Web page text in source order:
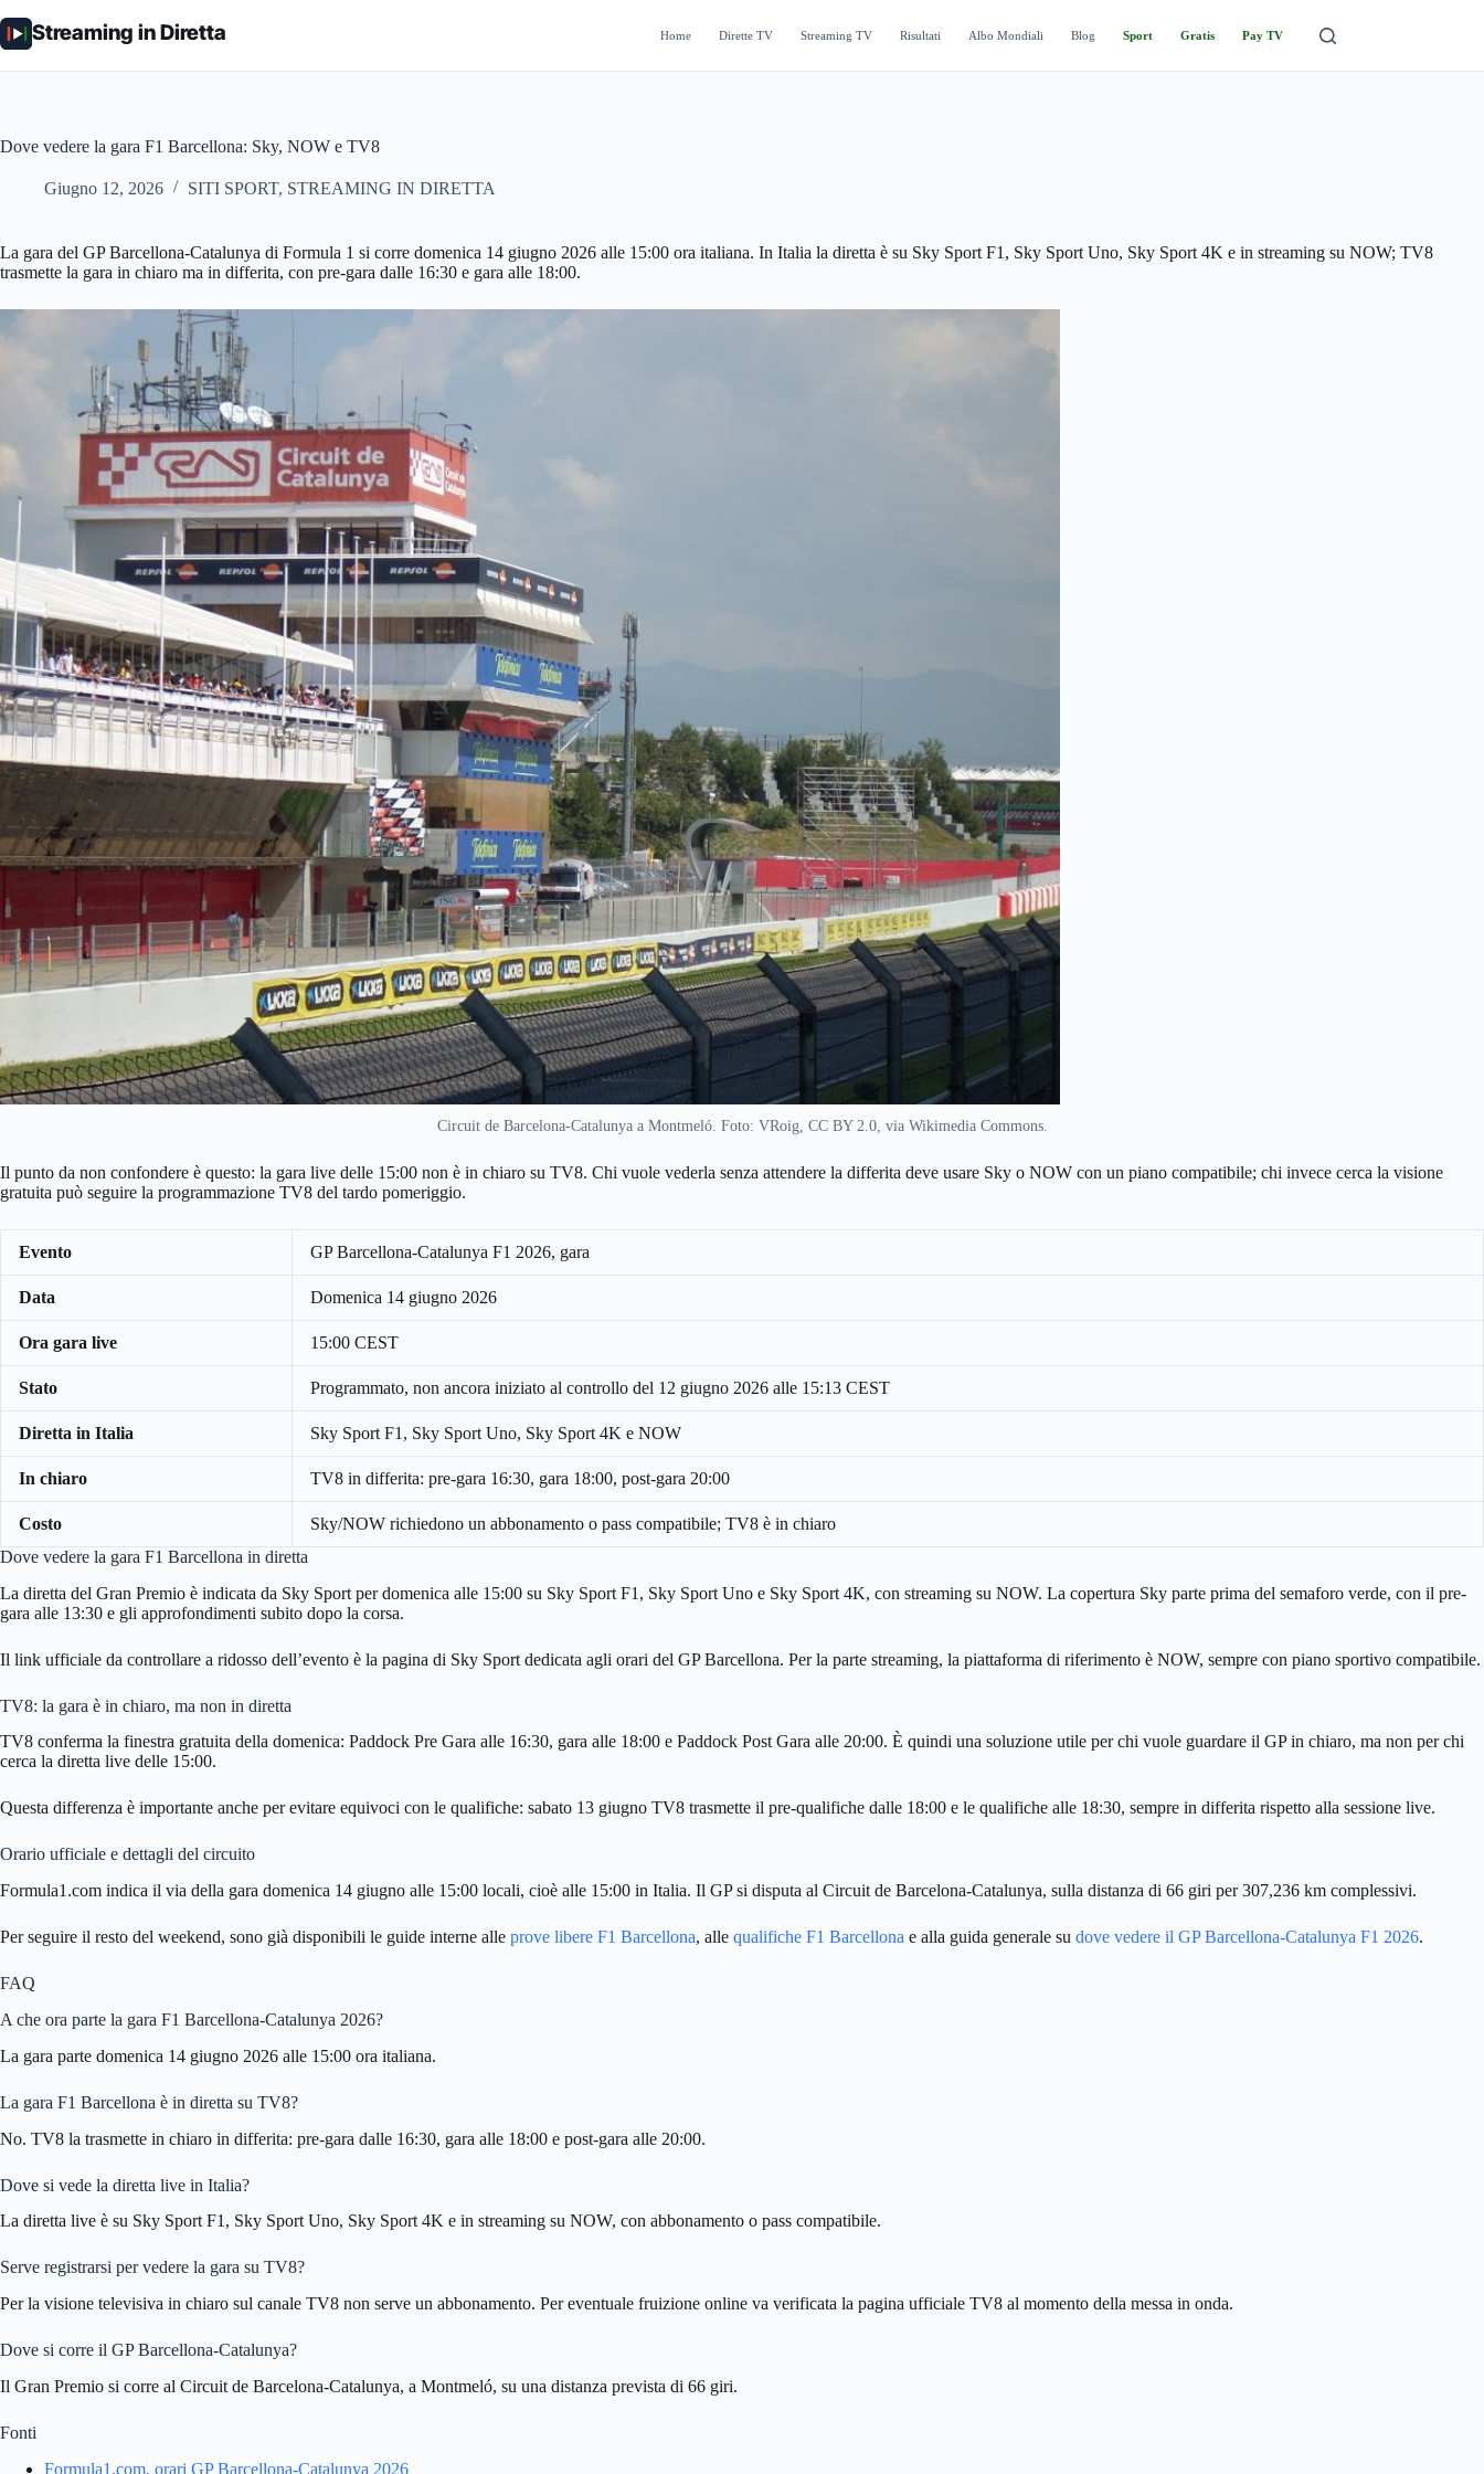
al
contenuto
Streaming in Diretta Home Dirette TV Streaming TV Risultati Albo Mondiali Blog Sport Gratis Pay TV
Dove vedere la gara F1 Barcellona: Sky, NOW e TV8
Giugno 12, 2026 SITI SPORT, STREAMING IN DIRETTA
La gara del GP Barcellona-Catalunya di Formula 1 si corre domenica 14 giugno 2026 alle 15:00 ora italiana. In Italia la diretta è su Sky Sport F1, Sky Sport Uno, Sky Sport 4K e in streaming su NOW; TV8
trasmette la gara in chiaro ma in differita, con pre-gara dalle 16:30 e gara alle 18:00.
Circuit de Barcelona-Catalunya a Montmeló. Foto: VRoig, CC BY 2.0, via Wikimedia Commons.
Il punto da non confondere è questo: la gara live delle 15:00 non è in chiaro su TV8. Chi vuole vederla senza attendere la differita deve usare Sky o NOW con un piano compatibile; chi invece cerca la visione
gratuita può seguire la programmazione TV8 del tardo pomeriggio.
Evento GP Barcellona-Catalunya F1 2026, gara
Data Domenica 14 giugno 2026
Ora gara live 15:00 CEST
Stato Programmato, non ancora iniziato al controllo del 12 giugno 2026 alle 15:13 CEST
Diretta in Italia Sky Sport F1, Sky Sport Uno, Sky Sport 4K e NOW
In chiaro TV8 in differita: pre-gara 16:30, gara 18:00, post-gara 20:00
Costo
Sky/NOW richiedono un abbonamento o pass compatibile; TV8 è in chiaro
Dove vedere la gara F1 Barcellona in diretta
La diretta del Gran Premio è indicata da Sky Sport per domenica alle 15:00 su Sky Sport F1, Sky Sport Uno e Sky Sport 4K, con streaming su NOW. La copertura Sky parte prima del semaforo verde, con il pre-
gara alle 13:30 e gli approfondimenti subito dopo la corsa.
Il link ufficiale da controllare a ridosso dell’evento è la pagina di Sky Sport dedicata agli orari del GP Barcellona. Per la parte streaming, la piattaforma di riferimento è NOW, sempre con piano sportivo compatibile.
TV8: la gara è in chiaro, ma non in diretta
TV8 conferma la finestra gratuita della domenica: Paddock Pre Gara alle 16:30, gara alle 18:00 e Paddock Post Gara alle 20:00. È quindi una soluzione utile per chi vuole guardare il GP in chiaro, ma non per chi
cerca la diretta live delle 15:00.
Questa differenza è importante anche per evitare equivoci con le qualifiche: sabato 13 giugno TV8 trasmette il pre-qualifiche dalle 18:00 e le qualifiche alle 18:30, sempre in differita rispetto alla sessione live.
Orario ufficiale e dettagli del circuito
Formula1.com indica il via della gara domenica 14 giugno alle 15:00 locali, cioè alle 15:00 in Italia. Il GP si disputa al Circuit de Barcelona-Catalunya, sulla distanza di 66 giri per 307,236 km complessivi.
Per seguire il resto del weekend, sono già disponibili le guide interne alle prove libere F1 Barcellona, alle qualifiche F1 Barcellona e alla guida generale su dove vedere il GP Barcellona-Catalunya F1 2026.
FAQ
A che ora parte la gara F1 Barcellona-Catalunya 2026?
La gara parte domenica 14 giugno 2026 alle 15:00 ora italiana.
La gara F1 Barcellona è in diretta su TV8?
No. TV8 la trasmette in chiaro in differita: pre-gara dalle 16:30, gara alle 18:00 e post-gara alle 20:00.
Dove si vede la diretta live in Italia?
La diretta live è su Sky Sport F1, Sky Sport Uno, Sky Sport 4K e in streaming su NOW, con abbonamento o pass compatibile.
Serve registrarsi per vedere la gara su TV8?
Per la visione televisiva in chiaro sul canale TV8 non serve un abbonamento. Per eventuale fruizione online va verificata la pagina ufficiale TV8 al momento della messa in onda.
Dove si corre il GP Barcellona-Catalunya?
Il Gran Premio si corre al Circuit de Barcelona-Catalunya, a Montmeló, su una distanza prevista di 66 giri.
Fonti
Formula1.com, orari GP Barcellona-Catalunya 2026